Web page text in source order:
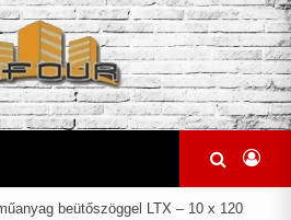
beütőszöggel LTX – 10 x 120